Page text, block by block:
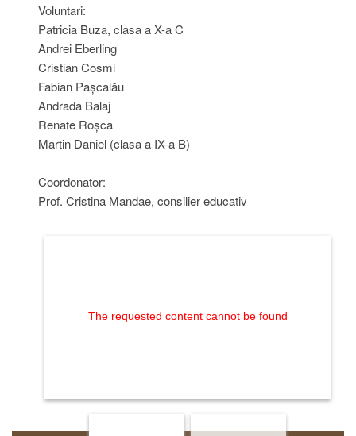
Voluntari:
Patricia Buza, clasa a X-a C
Andrei Eberling
Cristian Cosmi
Fabian Pașcalău
Andrada Balaj
Renate Roșca
Martin Daniel (clasa a IX-a B)
Coordonator:
Prof. Cristina Mandae, consilier educativ
The requested content cannot be found